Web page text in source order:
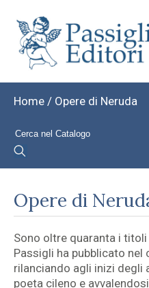
Home / Opere di Neruda
Opere di
Sono oltre quaranta i titoli
Passigli ha pubblicato nel
rilanciando agli inizi degli
poeta cileno e